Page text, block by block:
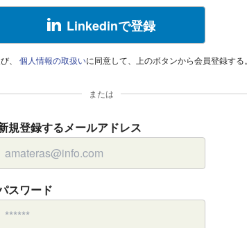
Linkedinで登録
、 個人情報の取扱いに同意して、上のボタンから会員登録する。
または
規登録するメールアドレス
スワード